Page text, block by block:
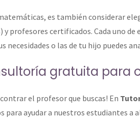
es también considerar
profesores certificados. Cada uno de
necesidades o las de tu hijo puedes
gratuita para
el profesor que buscas! En
ayudar a nuestros estudiantes a